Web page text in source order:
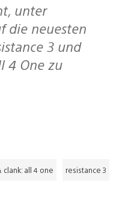
unter
die neuesten
3 und
4 One zu
clank: all 4 one resistance 3